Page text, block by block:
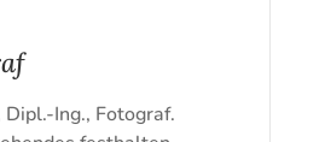
Ing., Fotograf.